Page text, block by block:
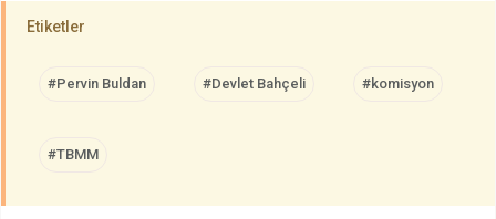
Etiketler
#Pervin Buldan #Devlet Bahçeli #komisyon
#TBMM